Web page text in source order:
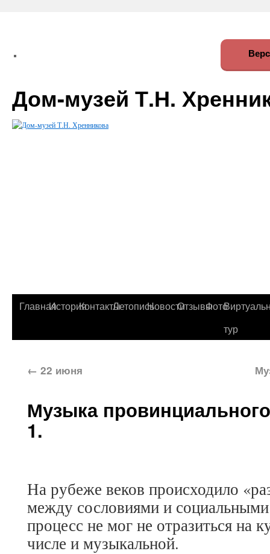
Дом-музей Т.Н.
ГлавнаяИсторияКонтактыЛетописьНовостиОтзывыФото
тур
← 22 июня
Музыка
1.
На рубеже веков происходило
между сословиями и
процесс не мог не отразиться на
числе и музыкальной.